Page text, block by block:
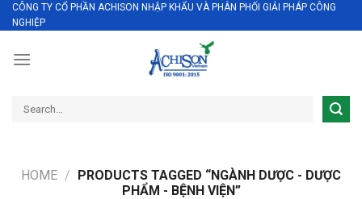
Skip
to
content
CÔNG TY CỔ PHẦN ACHISON NHẬP KHẨU VÀ PHÂN PHỐI GIẢI PHÁP CÔNG
NGHIỆP
Search
HOME / PRODUCTS TAGGED “NGÀNH DƯỢC - DƯỢC
PHẨM - BỆNH VIỆN”